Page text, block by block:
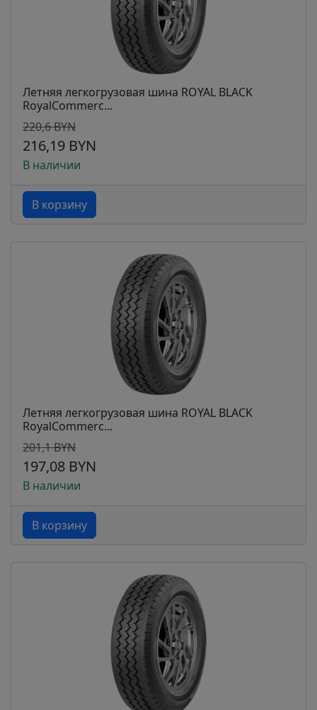
Летняя легкогрузовая шина ROYAL BLACK
RoyalCommerc...
220,6 BYN
216,19 BYN
В наличии
В корзину
Летняя легкогрузовая шина ROYAL BLACK
RoyalCommerc...
201,1 BYN
197,08 BYN
В наличии
В корзину